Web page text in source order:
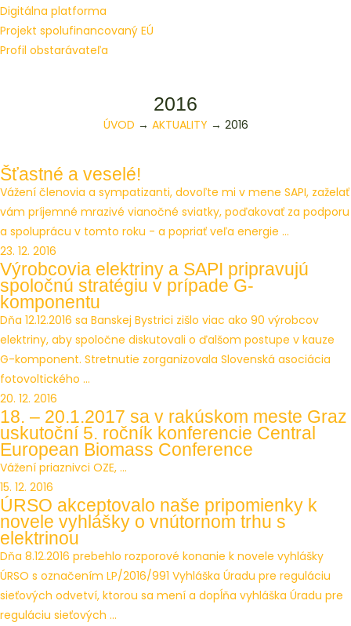
Digitálna platforma
Projekt spolufinancovaný EÚ
Profil obstarávateľa
2016
ÚVOD → AKTUALITY → 2016
Šťastné a veselé!
Vážení členovia a sympatizanti, dovoľte mi v mene SAPI, zaželať
vám príjemné mrazivé vianočné sviatky, poďakovať za podporu
a spoluprácu v tomto roku - a popriať veľa energie ...
23. 12. 2016
Výrobcovia elektriny a SAPI pripravujú
spoločnú stratégiu v prípade G-
komponentu
Dňa 12.12.2016 sa Banskej Bystrici zišlo viac ako 90 výrobcov
elektriny, aby spoločne diskutovali o ďalšom postupe v kauze
G-komponent. Stretnutie zorganizovala Slovenská asociácia
fotovoltického ...
20. 12. 2016
18. – 20.1.2017 sa v rakúskom meste Graz
uskutoční 5. ročník konferencie Central
European Biomass Conference
Vážení priaznivci OZE, ...
15. 12. 2016
ÚRSO akceptovalo naše pripomienky k
novele vyhlášky o vnútornom trhu s
elektrinou
Dňa 8.12.2016 prebehlo rozporové konanie k novele vyhlášky
ÚRSO s označením LP/2016/991 Vyhláška Úradu pre reguláciu
sieťových odvetví, ktorou sa mení a dopĺňa vyhláška Úradu pre
reguláciu sieťových ...